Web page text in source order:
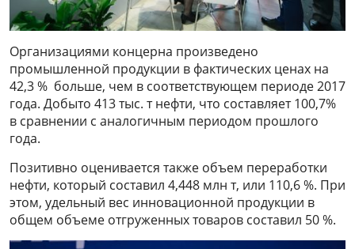
Организациями концерна произведено
промышленной продукции в фактических ценах на
42,3 % больше, чем в соответствующем периоде 2017
года. Добыто 413 тыс. т нефти, что составляет 100,7%
в сравнении с аналогичным периодом прошлого
года.
Позитивно оценивается также объем переработки
нефти, который составил 4,448 млн т, или 110,6 %. При
этом, удельный вес инновационной продукции в
общем объеме отгруженных товаров составил 50 %.